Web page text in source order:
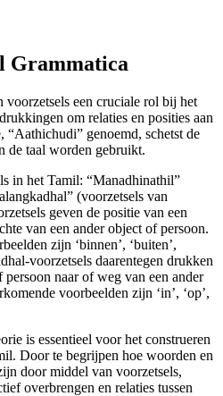
Grammatica
voorzetsels een cruciale rol bij het
om relaties en posities aan
“Aathichudi” genoemd, schetst de
de taal worden gebruikt.
in het Tamil: “Manadhinathil”
(voorzetsels van
geven de positie van een
van een ander object of persoon.
zijn ‘binnen’, ‘buiten’,
voorzetsels daarentegen drukken
naar of weg van een ander
voorbeelden zijn ‘in’, ‘op’,
is essentieel voor het construeren
Door te begrijpen hoe woorden en
door middel van voorzetsels,
overbrengen en relaties tussen